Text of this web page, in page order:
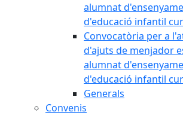
alumnat
d'educació infantil
Convocatòria per a
d'ajuts de menjador
alumnat
d'educació infantil
Generals
Convenis